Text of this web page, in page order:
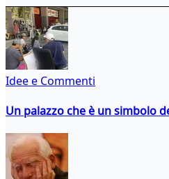
Idee e Commenti
Un palazzo che è un simbolo